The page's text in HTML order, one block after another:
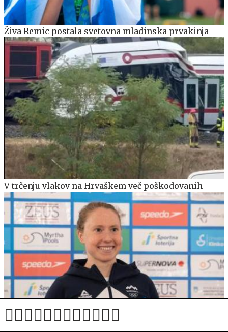
Živa Remic postala svetovna mladinska prvakinja
V trčenju vlakov na Hrvaškem več poškodovanih